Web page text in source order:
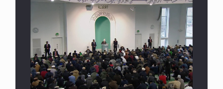
القرآن قاضٍ وحكمٌ على السنة ومهيمنٌ عليها.. ليس
العكس